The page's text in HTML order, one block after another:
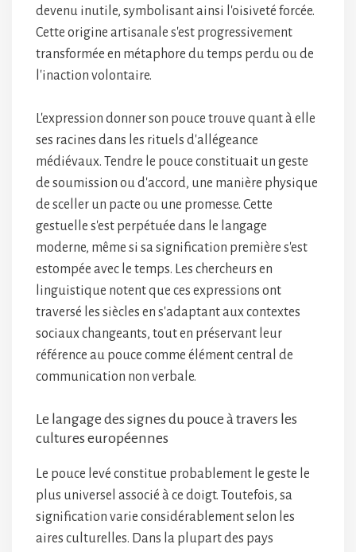
devenu inutile, symbolisant ainsi l'oisiveté forcée.
Cette origine artisanale s'est progressivement
transformée en métaphore du temps perdu ou de
l'inaction volontaire.
L'expression donner son pouce trouve quant à elle
ses racines dans les rituels d'allégeance
médiévaux. Tendre le pouce constituait un geste
de soumission ou d'accord, une manière physique
de sceller un pacte ou une promesse. Cette
gestuelle s'est perpétuée dans le langage
moderne, même si sa signification première s'est
estompée avec le temps. Les chercheurs en
linguistique notent que ces expressions ont
traversé les siècles en s'adaptant aux contextes
sociaux changeants, tout en préservant leur
référence au pouce comme élément central de
communication non verbale.
Le langage des signes du pouce à travers les
cultures européennes
Le pouce levé constitue probablement le geste le
plus universel associé à ce doigt. Toutefois, sa
signification varie considérablement selon les
aires culturelles. Dans la plupart des pays